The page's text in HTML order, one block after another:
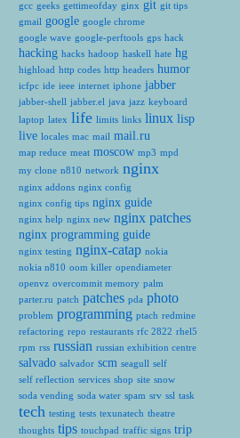
gcc geeks gettimeofday ginx git git tips
gmail google google chrome
google wave google-perftools gps hack
hacking hacks hadoop haskell hate hg
highload http codes http headers humor
icfpc ide ieee internet iphone jabber
jabber-shell jabber.el java jazz keyboard
laptop latex life limits links linux lisp
live locales mac mail mail.ru
map reduce meat moscow mp3 mpd
my clone n810 network nginx
nginx addons nginx config
nginx config tips nginx guide
nginx help nginx new nginx patches
nginx programming guide
nginx testing nginx-catap nokia
nokia n810 oom killer opendiameter
openvz overcommit memory palm
parter.ru patch patches pda photo
problem programming ptach redmine
refactoring repo restaurants rfc 2822 rhel5
rpm rss russian russian exhibition centre
salvado salvador scm seagull self
self reflection services shop site snow
soda vending soda water spam srv ssl task
tech testing tests texunatech theatre
thoughts tips touchpad traffic signs trip